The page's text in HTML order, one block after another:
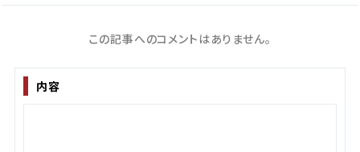
この記事へのコメントはありません。
内容